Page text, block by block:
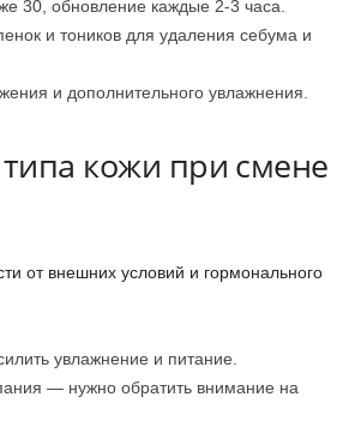
30, обновление каждые 2-3 часа.
и тоников для удаления себума и
и дополнительного увлажнения.
кожи при смене
от внешних условий и гормонального
увлажнение и питание.
— нужно обратить внимание на